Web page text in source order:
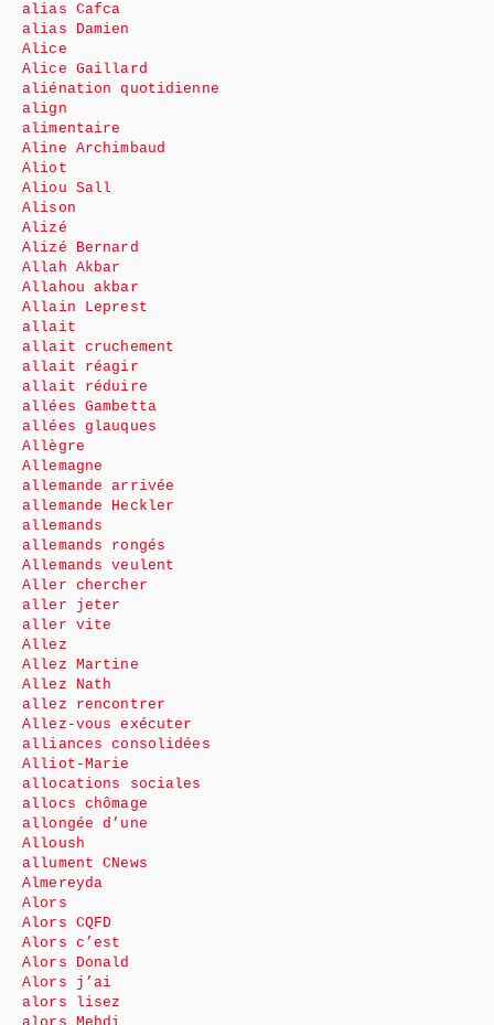
alias Cafca
alias Damien
Alice
Alice Gaillard
aliénation quotidienne
align
alimentaire
Aline Archimbaud
Aliot
Aliou Sall
Alison
Alizé
Alizé Bernard
Allah Akbar
Allahou akbar
Allain Leprest
allait
allait cruchement
allait réagir
allait réduire
allées Gambetta
allées glauques
Allègre
Allemagne
allemande arrivée
allemande Heckler
allemands
allemands rongés
Allemands veulent
Aller chercher
aller jeter
aller vite
Allez
Allez Martine
Allez Nath
allez rencontrer
Allez-vous exécuter
alliances consolidées
Alliot-Marie
allocations sociales
allocs chômage
allongée d’une
Alloush
allument CNews
Almereyda
Alors
Alors CQFD
Alors c’est
Alors Donald
Alors j’ai
alors lisez